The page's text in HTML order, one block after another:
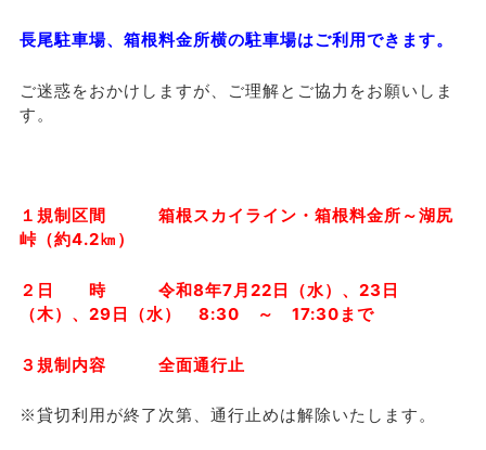
長尾駐車場、箱根料金所横の駐車場はご利用できます。
ご迷惑をおかけしますが、ご理解とご協力をお願いしま
す。
１規制区間 箱根スカイライン・箱根料金所～湖尻
峠（約4.2㎞）
２日 時 令和8年7月22日（水）、 23日
（木）、29日（水） 8:30 ～ 17:30まで
３規制内容 全面通行止
※貸切利用が終了次第、通行止めは解除いたします。